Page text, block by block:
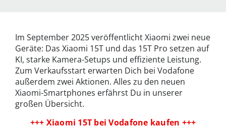
Im September 2025 veröffentlicht Xiaomi zwei neue
Geräte: Das Xiaomi 15T und das 15T Pro setzen auf
KI, starke Kamera-Setups und effiziente Leistung.
Zum Verkaufsstart erwarten Dich bei Vodafone
außerdem zwei Aktionen. Alles zu den neuen
Xiaomi-Smartphones erfährst Du in unserer
großen Übersicht.
+++ Xiaomi 15T bei Vodafone kaufen +++